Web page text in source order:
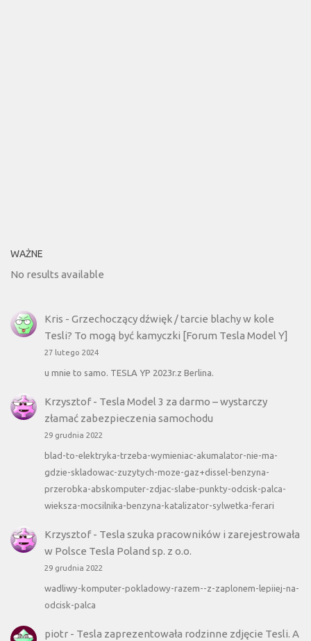
WAŻNE
No results available
Kris - Grzechoczący dźwięk / tarcie blachy w kole
Tesli? To mogą być kamyczki [Forum Tesla Model Y]
27 lutego 2024
u mnie to samo. TESLA YP 2023r.z Berlina.
Krzysztof- Tesla Model 3 za darmo – wystarczy
złamać zabezpieczenia samochodu
29 grudnia 2022
blad-to-elektryka-trzeba-wymieniac-akumalator-nie-ma-
gdzie-skladowac-zuzytych-moze-gaz+dissel-benzyna-
przerobka-abskomputer-zdjac-slabe-punkty-odcisk-palca-
wieksza-mocsilnika-benzyna-katalizator-sylwetka-ferari
Krzysztof- Tesla szuka pracowników i zarejestrowała
w Polsce Tesla Poland sp. z o.o.
29 grudnia 2022
wadliwy-komputer-pokladowy-razem--z-zaplonem-lepiiej-na-
odcisk-palca
piotr- Tesla zaprezentowała rodzinne zdjęcie Tesli. A